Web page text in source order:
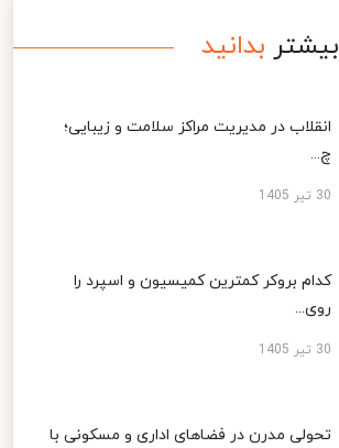
بیشتر بدانید
انقلاب در مدیریت مراکز سلامت و زیبایی؛
چ...
30 تیر 1405
کدام بروکر کمترین کمیسیون و اسپرد را
روی...
30 تیر 1405
تحولی مدرن در فضاهای اداری و مسکونی با